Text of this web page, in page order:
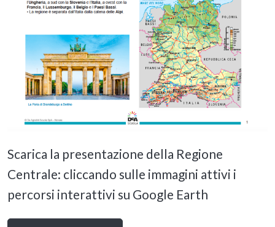
Scarica la presentazione della Regione
Centrale: cliccando sulle immagini attivi i
percorsi interattivi su Google Earth